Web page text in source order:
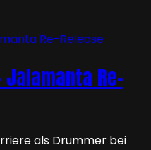
Jalamanta Re-
als Drummer bei